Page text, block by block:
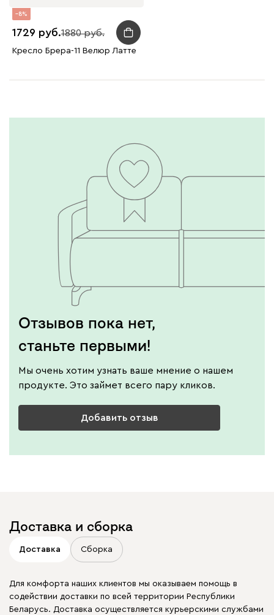
8
1729 1880
Кресло Брера-11 Велюр Латте
Отзывов пока нет,
станьте первыми!
Мы очень хотим узнать ваше мнение о нашем
продукте. Это займет всего пару кликов.
Добавить отзыв
Доставка и сборка
Доставка Сборка
Для комфорта наших клиентов мы оказываем помощь в
содействии доставки по всей территории Республики
Беларусь. Доставка осуществляется курьерскими службами